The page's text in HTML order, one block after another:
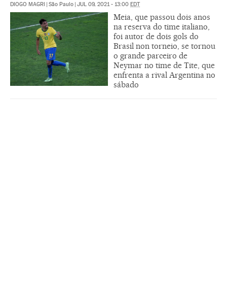
DIOGO MAGRI | São Paulo | JUL 09, 2021 - 13:00 EDT
Meia, que passou dois anos
na reserva do time italiano,
foi autor de dois gols do
Brasil non torneio, se tornou
o grande parceiro de
Neymar no time de Tite, que
enfrenta a rival Argentina no
sábado